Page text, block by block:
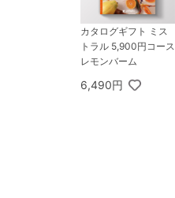
カタログギフト ミス
トラル 5,900円コース
レモンバーム
6,490円